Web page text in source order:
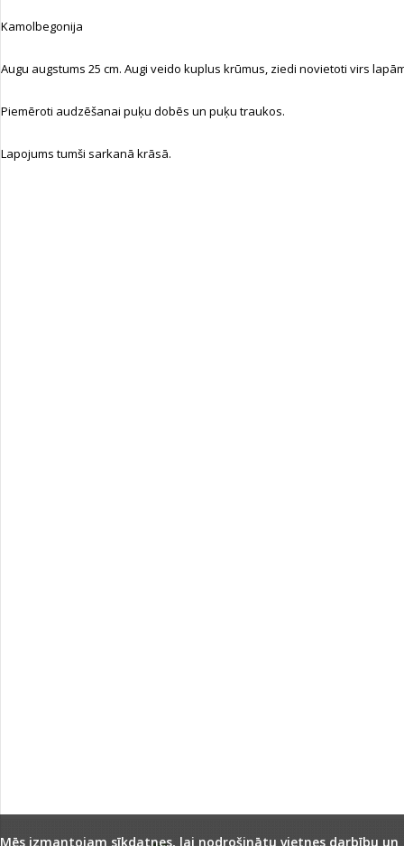
Kamolbegonija
Augu augstums 25 cm. Augi veido kuplus krūmus, ziedi novietoti virs
Piemēroti audzēšanai puķu dobēs un puķu traukos.
Lapojums tumši sarkanā krāsā.
Mēs izmantojam sīkdatnes, lai nodrošinātu vietnes darbību un